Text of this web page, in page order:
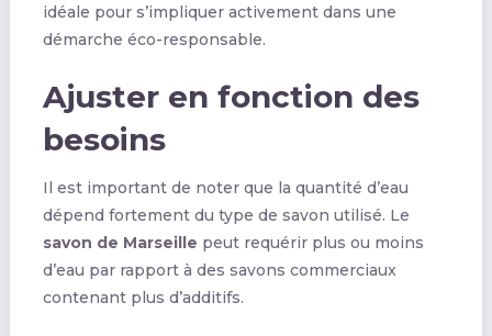
idéale pour s’impliquer activement dans une
démarche éco-responsable.
Ajuster en fonction des
besoins
Il est important de noter que la quantité d’eau
dépend fortement du type de savon utilisé. Le
savon de Marseille peut requérir plus ou moins
d’eau par rapport à des savons commerciaux
contenant plus d’additifs.